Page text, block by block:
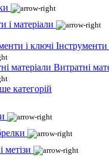
і матеріали
Інструменти
Витратні
категорій
метізи